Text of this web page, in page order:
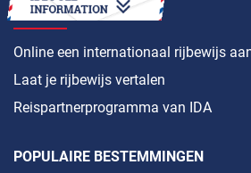
HOE
Online een internationaal rijbewijs
Laat je rijbewijs vertalen
Reispartnerprogramma van IDA
POPULAIRE BESTEMMINGEN